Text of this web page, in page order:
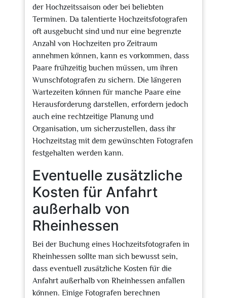
der Hochzeitssaison oder bei beliebten
Terminen. Da talentierte Hochzeitsfotografen
oft ausgebucht sind und nur eine begrenzte
Anzahl von Hochzeiten pro Zeitraum
annehmen können, kann es vorkommen, dass
Paare frühzeitig buchen müssen, um ihren
Wunschfotografen zu sichern. Die längeren
Wartezeiten können für manche Paare eine
Herausforderung darstellen, erfordern jedoch
auch eine rechtzeitige Planung und
Organisation, um sicherzustellen, dass ihr
Hochzeitstag mit dem gewünschten Fotografen
festgehalten werden kann.
Eventuelle zusätzliche
Kosten für Anfahrt
außerhalb von
Rheinhessen
Bei der Buchung eines Hochzeitsfotografen in
Rheinhessen sollte man sich bewusst sein,
dass eventuell zusätzliche Kosten für die
Anfahrt außerhalb von Rheinhessen anfallen
können. Einige Fotografen berechnen